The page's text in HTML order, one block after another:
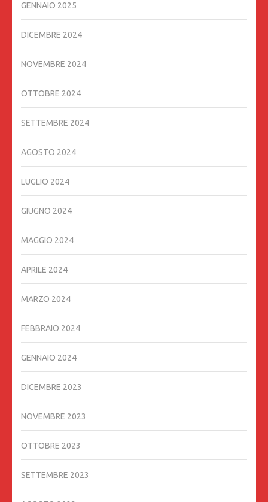
GENNAIO 2025
DICEMBRE 2024
NOVEMBRE 2024
OTTOBRE 2024
SETTEMBRE 2024
AGOSTO 2024
LUGLIO 2024
GIUGNO 2024
MAGGIO 2024
APRILE 2024
MARZO 2024
FEBBRAIO 2024
GENNAIO 2024
DICEMBRE 2023
NOVEMBRE 2023
OTTOBRE 2023
SETTEMBRE 2023